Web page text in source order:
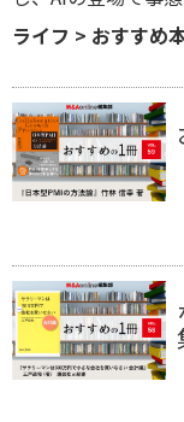
ライフ > おすすめ